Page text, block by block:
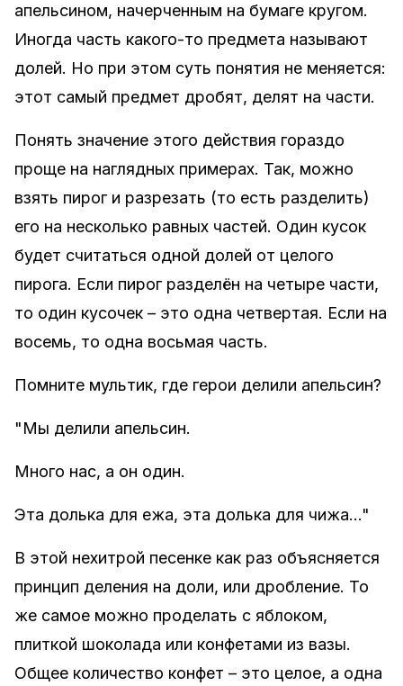
апельсином, начерченным на бумаге кругом.
Иногда часть какого-то предмета называют
долей. Но при этом суть понятия не меняется:
этот самый предмет дробят, делят на части.
Понять значение этого действия гораздо
проще на наглядных примерах. Так, можно
взять пирог и разрезать (то есть разделить)
его на несколько равных частей. Один кусок
будет считаться одной долей от целого
пирога. Если пирог разделён на четыре части,
то один кусочек – это одна четвертая. Если на
восемь, то одна восьмая часть.
Помните мультик, где герои делили апельсин?
"Мы делили апельсин.
Много нас, а он один.
Эта долька для ежа, эта долька для чижа..."
В этой нехитрой песенке как раз объясняется
принцип деления на доли, или дробление. То
же самое можно проделать с яблоком,
плиткой шоколада или конфетами из вазы.
Общее количество конфет – это целое, а одна